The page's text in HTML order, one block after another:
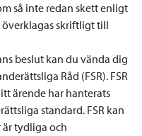
så inte redan skett enligt
skriftligt till
beslut kan du vända dig
Råd (FSR). FSR
ärende har hanterats
standard. FSR kan
är tydliga och